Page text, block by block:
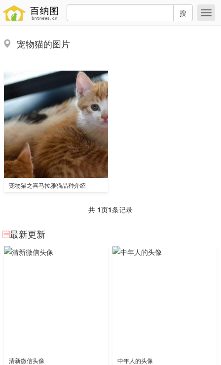
搜
宠物猫的图片
宠物猫之喜马拉雅猫品种介绍
共 1页1条记录
最新更新
清新微信头像 中年人的头像